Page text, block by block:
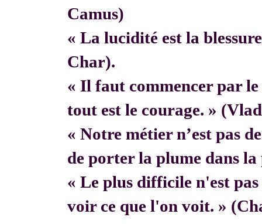
Camus)
« La lucidité est la
Char).
« Il faut commencer par le
tout est le courage. »
« Notre métier n’est pas
de porter la plume dans
« Le plus difficile n'est
voir ce que l'on voit. »